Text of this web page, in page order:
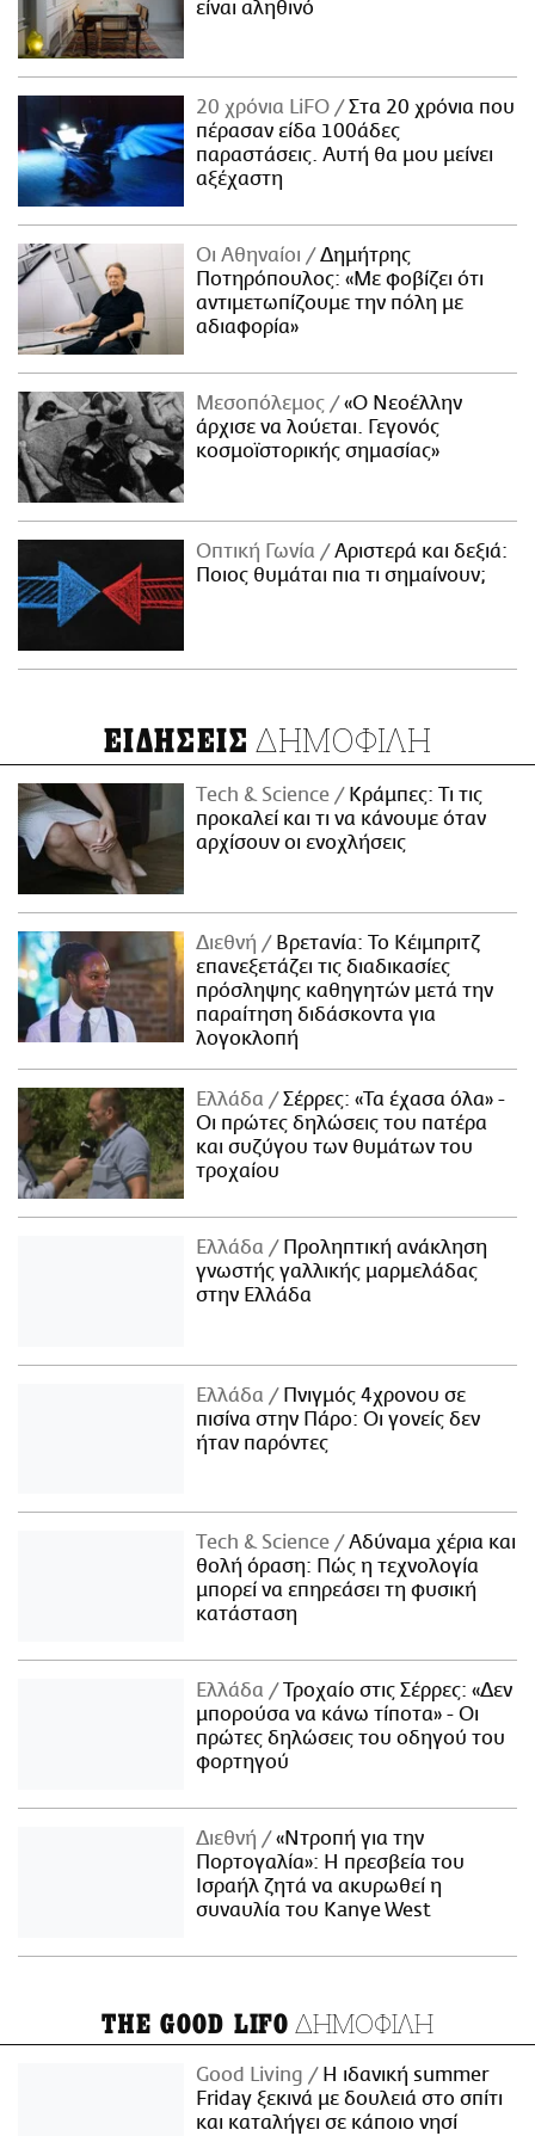
είναι αληθινό
20 χρόνια LiFO
Στα 20 χρόνια που
πέρασαν είδα 100άδες
παραστάσεις. Αυτή θα μου μείνει
αξέχαστη
Οι Αθηναίοι
Δημήτρης
Ποτηρόπουλος: «Με φοβίζει ότι
αντιμετωπίζουμε την πόλη με
αδιαφορία»
Μεσοπόλεμος
«Ο Νεοέλλην
άρχισε να λούεται. Γεγονός
κοσμοϊστορικής σημασίας»
Οπτική Γωνία
Αριστερά και δεξιά:
Ποιος θυμάται πια τι σημαίνουν;
ΕΙΔΗΣΕΙΣ ΔΗΜΟΦΙΛΗ
Τech & Science
Κράμπες: Τι τις
προκαλεί και τι να κάνουμε όταν
αρχίσουν οι ενοχλήσεις
Διεθνή
Βρετανία: Το Κέιμπριτζ
επανεξετάζει τις διαδικασίες
πρόσληψης καθηγητών μετά την
παραίτηση διδάσκοντα για
λογοκλοπή
Ελλάδα
Σέρρες: «Τα έχασα όλα» -
Οι πρώτες δηλώσεις του πατέρα
και συζύγου των θυμάτων του
τροχαίου
Ελλάδα
Προληπτική ανάκληση
γνωστής γαλλικής μαρμελάδας
στην Ελλάδα
Ελλάδα
Πνιγμός 4χρονου σε
πισίνα στην Πάρο: Οι γονείς δεν
ήταν παρόντες
Τech & Science
Αδύναμα χέρια και
θολή όραση: Πώς η τεχνολογία
μπορεί να επηρεάσει τη φυσική
κατάσταση
Ελλάδα
Τροχαίο στις Σέρρες: «Δεν
μπορούσα να κάνω τίποτα» - Οι
πρώτες δηλώσεις του οδηγού του
φορτηγού
Διεθνή
«Ντροπή για την
Πορτογαλία»: Η πρεσβεία του
Ισραήλ ζητά να ακυρωθεί η
συναυλία του Kanye West
THE GOOD LIFO ΔΗΜΟΦΙΛΗ
Good Living
Η ιδανική summer
Friday ξεκινά με δουλειά στο σπίτι
και καταλήγει σε κάποιο νησί